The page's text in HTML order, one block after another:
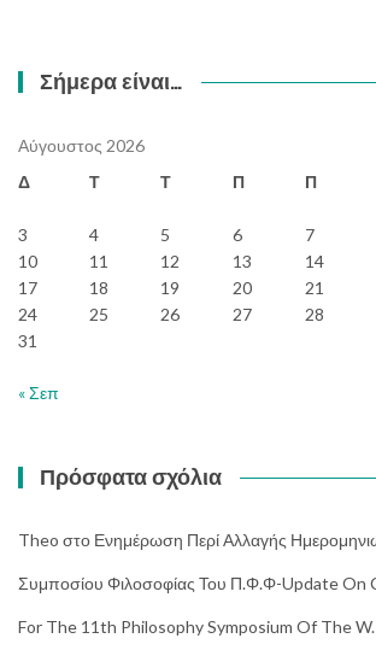
Σήμερα είναι…
Αύγουστος 2026
Δ
Τ Τ Π Π
3
4 5 6 7
10
11 12 13 14
17
18 19 20 21
24
25 26 27 28
31
« Σεπ
Πρόσφατα σχόλια
Theo στο Ενημέρωση Περί Αλλαγής
Συμποσίου Φιλοσοφίας Του Π.Φ.Φ-Update On
For The 11th Philosophy Symposium Of The